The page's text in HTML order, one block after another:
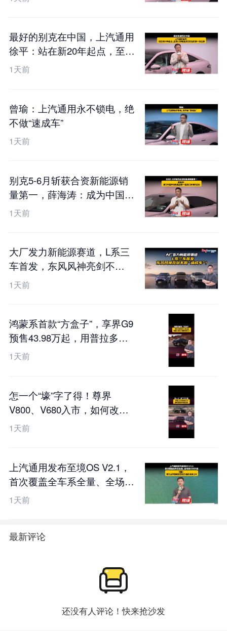
最好的别克在中国，上汽通用
徐平：站在新20年起点，至境
L7纯电是我们交出的第一张王
1天前
曾瑜：上汽通用永不锁电，绝
不做“速成车”
1天前
别克5-6月斩获合资新能源销
量第一，薛海涛：成为中国市
场新能源第一是我们未来的目
1天前
大厂发力新能源赛道，L系三
车首发，东风风神亮剑不
做“速成车”！
1天前
鸿蒙系首款“方盒子”，享界G9
预售43.98万起，用普拉多的
价格硬刚卫士？
1天前
怎一个“壕”字了得！尊界
V800、V680入市，如何改写
百万豪华局？
1天前
上汽通用发布至境OS V2.1，
首次覆盖全车系全量、全场景
OTA升级，刘震：老车主不该
1天前
最新评论
还没有人评论！快来抢沙发